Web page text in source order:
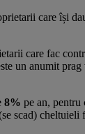
care își
care fac
un anumit
8% pe an, pentru
scad) cheltuieli